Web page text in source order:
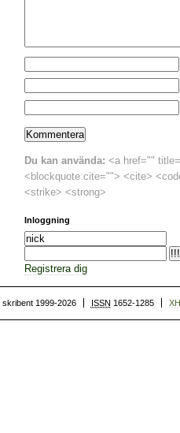
Du kan använda: <a href=""
<blockquote cite=""> <cite>
<strike> <strong>
Inloggning
Registrera dig
1999-2026 ISSN 1652-1285